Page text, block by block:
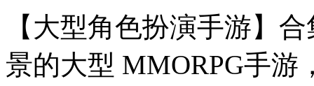
【大型角色扮演手游】
景的大型 MMORPG手